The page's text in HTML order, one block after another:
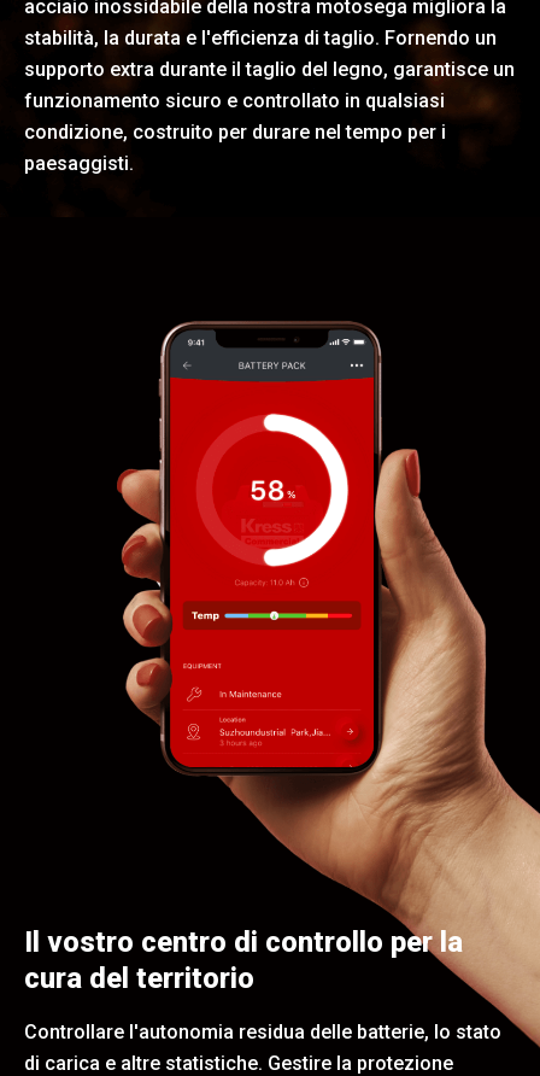
acciaio inossidabile della nostra motosega migliora la
stabilità, la durata e l'efficienza di taglio. Fornendo un
supporto extra durante il taglio del legno, garantisce un
funzionamento sicuro e controllato in qualsiasi
condizione, costruito per durare nel tempo per i
paesaggisti.
Il vostro centro di controllo per la
cura del territorio
Controllare l'autonomia residua delle batterie, lo stato
di carica e altre statistiche. Gestire la protezione